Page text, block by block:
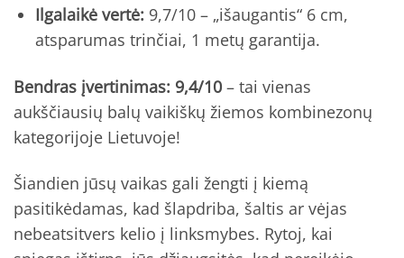
Ilgalaikė vertė: 9,7/10 – „išaugantis“ 6 cm,
atsparumas trinčiai, 1 metų garantija.
Bendras įvertinimas: 9,4/10 – tai vienas
aukščiausių balų vaikiškų žiemos kombinezonų
kategorijoje Lietuvoje!
Šiandien jūsų vaikas gali žengti į kiemą
pasitikėdamas, kad šlapdriba, šaltis ar vėjas
nebeatsitvers kelio į linksmybes. Rytoj, kai